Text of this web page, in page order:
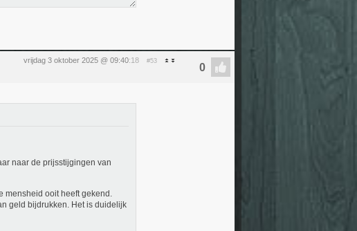
vrijdag 3 oktober 2025 @ 09:40:18 #53
naar de prijsstijgingen van
mensheid ooit heeft gekend.
geld bijdrukken. Het is duidelijk